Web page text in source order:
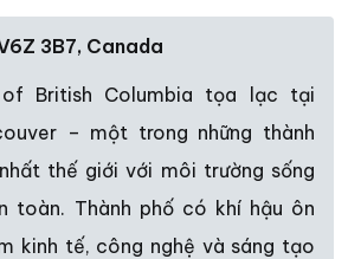
3B7, Canada
of British Columbia tọa lạc tại
– một trong những thành
thế giới với môi trường sống
toàn. Thành phố có khí hậu ôn
kinh tế, công nghệ và sáng tạo